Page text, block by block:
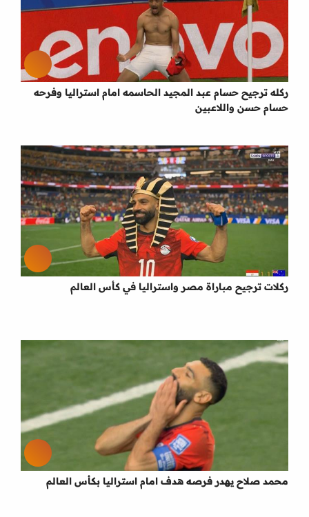
ركله ترجيح حسام عبد المجيد الحاسمه امام استراليا وفرحه
حسام حسن واللاعبين
ركلات ترجيح مباراة مصر واستراليا في كأس العالم
محمد صلاح يهدر فرصه هدف امام استراليا بكأس العالم